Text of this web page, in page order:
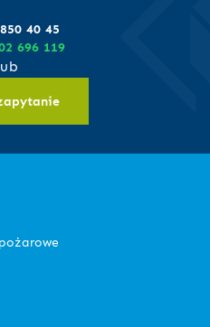
40 45
696 119